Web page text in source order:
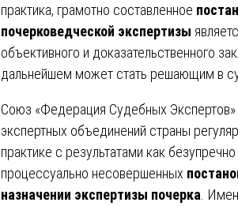
практика, грамотно составленное
почерковедческой экспертизы
объективного и доказательственного
дальнейшем может стать решающим в
Союз «Федерация Судебных Экспертов»
экспертных объединений страны
практике с результатами как
процессуально несовершенных
назначении экспертизы почерка .